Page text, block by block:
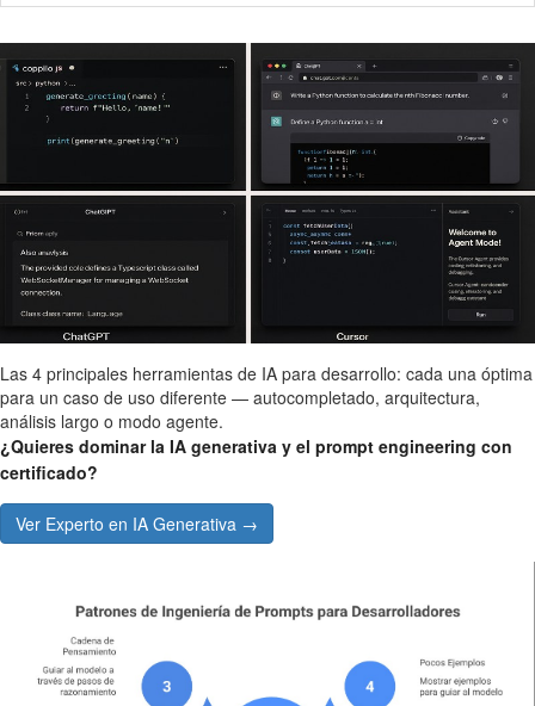
Las 4 principales herramientas de IA para desarrollo: cada una óptima
para un caso de uso diferente — autocompletado, arquitectura,
análisis largo o modo agente.
¿Quieres dominar la IA generativa y el prompt engineering con
certificado?
Ver Experto en IA Generativa →